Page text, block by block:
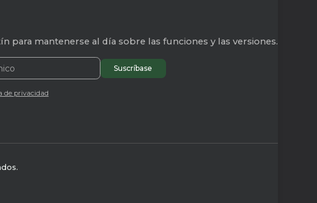
para mantenerse al día sobre las funciones y las versiones.
de privacidad